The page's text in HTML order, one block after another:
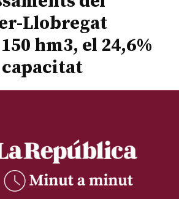
Llobregat
hm3, el 24,6%
capacitat